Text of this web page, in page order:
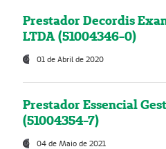
Prestador Decordis
LTDA (51004346-0)
01 de Abril de 2020
Prestador Essencial
(51004354-7)
04 de Maio de 2021